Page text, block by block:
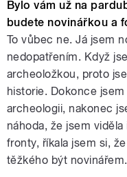
Bylo vám už na
budete novinářkou a
To vůbec ne. Já jsem
nedopatřením. Když
archeoložkou, proto
historie. Dokonce
archeologii, nakonec
náhoda, že jsem
fronty, říkala jsem si,
těžkého být